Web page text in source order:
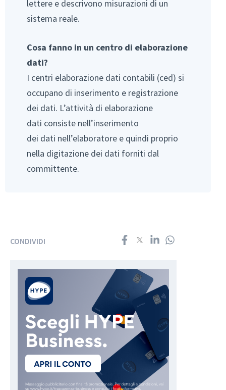
lettere e descrivono misurazioni di un
sistema reale.
Cosa fanno in un centro di elaborazione
dati?
I centri elaborazione dati contabili (ced) si
occupano di inserimento e registrazione
dei dati. L’attività di elaborazione
dati consiste nell’inserimento
dei dati nell’elaboratore e quindi proprio
nella digitazione dei dati forniti dal
committente.
CONDIVIDI